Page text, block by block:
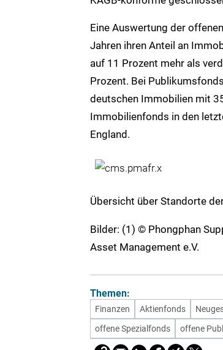
Eine Auswertung der
Jahren ihren Anteil an
auf 11 Prozent mehr als
Prozent. Bei
deutschen Immobilien mit
Immobilienfonds in den
England.
Übersicht über Standorte
Bilder: (1) © Phongphan
Asset Management e.V.
Themen:
Finanzen Aktienfonds
offene Spezialfonds
offene